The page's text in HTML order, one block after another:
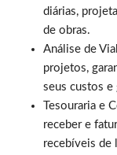
diárias,
de obras.
Análise de
projetos,
seus custos e
Tesouraria e
receber e
recebíveis de